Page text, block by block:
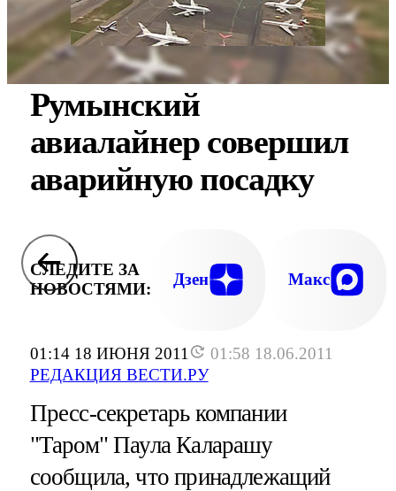
01:14 18 ИЮНЯ 2011
01:58 18.06.2011
РЕДАКЦИЯ ВЕСТИ.РУ
Румынский
авиалайнер совершил
аварийную посадку
СЛЕДИТЕ ЗА
НОВОСТЯМИ:
Дзен Макс
Пресс-секретарь компании
"Таром" Паула Каларашу
сообщила, что принадлежащий